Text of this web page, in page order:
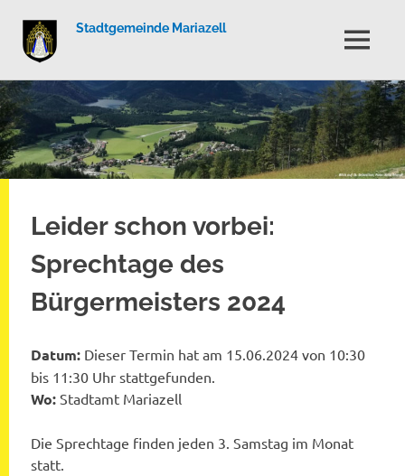
Zum
Inhalt
springen
Stadtgemeinde Mariazell
MENÜ
Leider schon vorbei:
Sprechtage des
Bürgermeisters 2024
Datum: Dieser Termin hat am 15.06.2024 von 10:30
bis 11:30 Uhr stattgefunden.
Wo: Stadtamt Mariazell
Die Sprechtage finden jeden 3. Samstag im Monat
statt.